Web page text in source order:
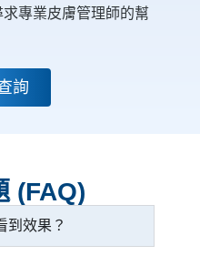
專業皮膚管理師的幫
詢
(FAQ)
到效果？